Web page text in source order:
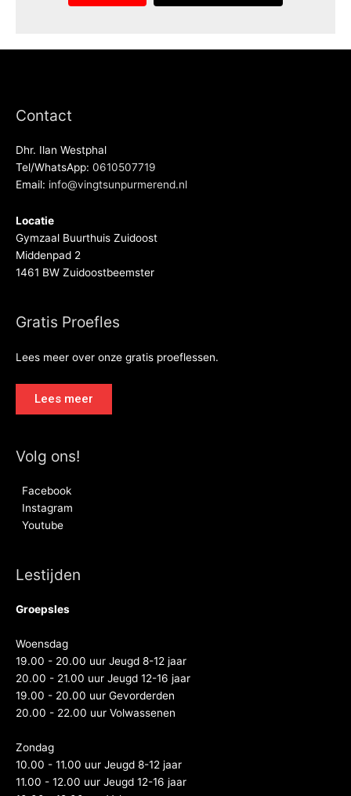
Contact
Dhr. Ilan Westphal
Tel/WhatsApp: 0610507719
Email: info@vingtsunpurmerend.nl
Locatie
Gymzaal Buurthuis Zuidoost
Middenpad 2
1461 BW Zuidoostbeemster
Gratis Proefles
Lees meer over onze gratis proeflessen.
Lees meer
Volg ons!
Facebook
Instagram
Youtube
Lestijden
Groepsles
Woensdag
19.00 - 20.00 uur Jeugd 8-12 jaar
20.00 - 21.00 uur Jeugd 12-16 jaar
19.00 - 20.00 uur Gevorderden
20.00 - 22.00 uur Volwassenen
Zondag
10.00 - 11.00 uur Jeugd 8-12 jaar
11.00 - 12.00 uur Jeugd 12-16 jaar